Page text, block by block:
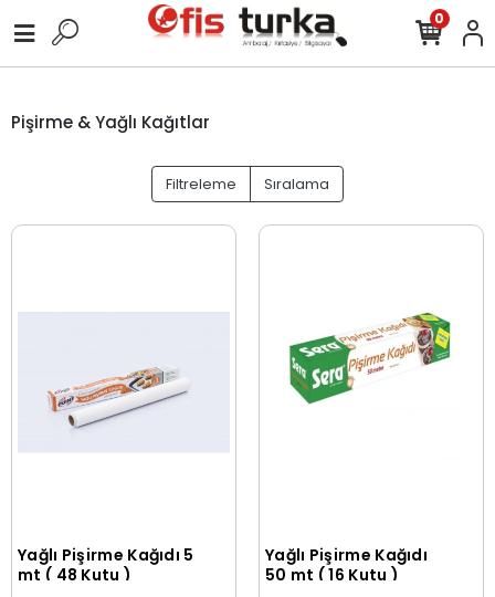
0
Pişirme & Yağlı Kağıtlar
Filtreleme Sıralama
Sepete Ekle
Yağlı Pişirme Kağıdı 5
mt ( 48 Kutu )
Sepete Ekle
Yağlı Pişirme Kağıdı
50 mt ( 16 Kutu )